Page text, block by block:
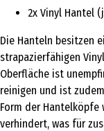
2x Vinyl Hantel
Die Hanteln besitzen
strapazierfähigen
Oberfläche ist
reinigen und ist
Form der
verhindert, was für